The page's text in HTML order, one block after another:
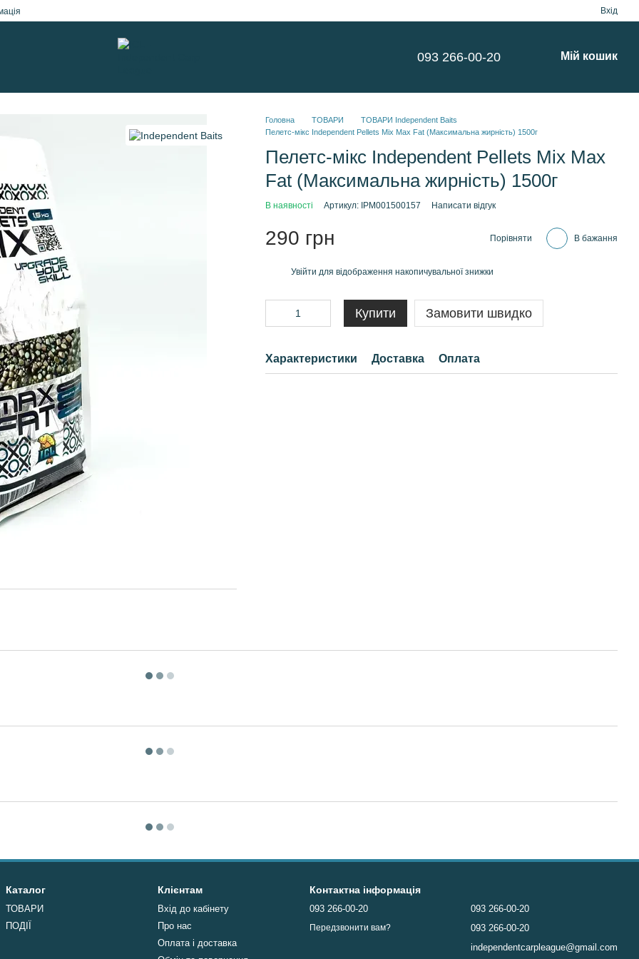
Вхід
093 266-00-20 Мій кошик
Головна ТОВАРИ
ТОВАРИ Independent Baits
Пелетс-мікс Independent Pellets Mix Max Fat (Максимальна жирність) 1500г
Пелетс-мікс Independent Pellets Mix Max
Fat (Максимальна жирність) 1500г
В наявності Артикул: IPM001500157 Написати відгук
290 грн Порівняти В бажання
Увійти для відображення накопичувальної знижки
Купити Замовити швидко
Характеристики Доставка Оплата
Каталог
ТОВАРИ
ПОДІЇ
Клієнтам
Вхід до кабінету
Про нас
Оплата і доставка
Контактна інформація
093 266-00-20
Передзвонити вам?
093 266-00-20
093 266-00-20
independentcarpleague@gmail.com